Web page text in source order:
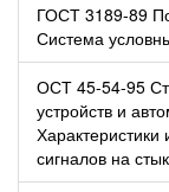
ГОСТ 3189-89
Система
ОСТ 45-54-95
устройств и
сигналов на